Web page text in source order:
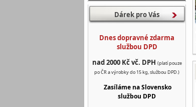
Dárek pro Vás
Dnes dopravné zdarma
službou DPD
nad 2000 Kč vč. DPH (platí pouze
po ČR a výrobky do 15 kg, službou DPD.)
Zasíláme na Slovensko
službou DPD